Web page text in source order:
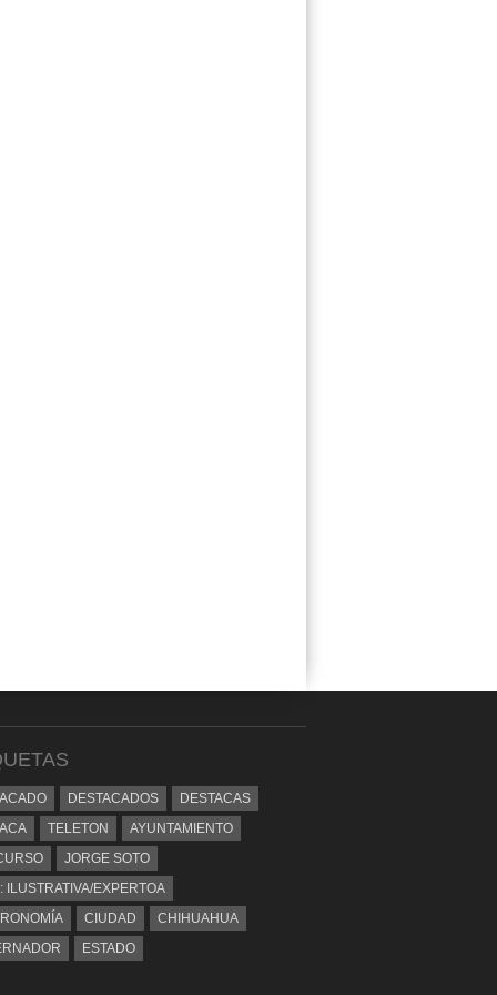
DESTACADOS
DESTACAS
TELETON
AYUNTAMIENTO
JORGE SOTO
ILUSTRATIVA/EXPERTOA
CIUDAD
CHIHUAHUA
ESTADO